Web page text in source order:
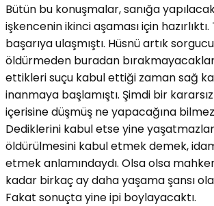
Bütün bu konuşmalar, sanığa
işkencenin ikinci aşaması için
başarıya ulaşmıştı. Hüsnü artık
öldürmeden buradan
ettikleri suçu kabul ettiği zaman sağ
inanmaya başlamıştı. Şimdi bir
içerisine düşmüş ne yapacağına
Dediklerini kabul etse yine
öldürülmesini kabul etmek demek,
etmek anlamındaydı. Olsa olsa
kadar birkaç ay daha yaşama şansı
Fakat sonuçta yine ipi boylayacaktı.